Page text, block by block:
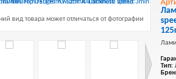
вид товара может отличаться от фотографии
Тип: